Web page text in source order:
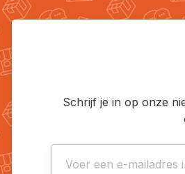
Schrijf je in op onze